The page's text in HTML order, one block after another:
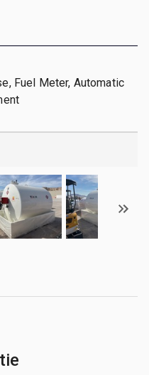
Fuel Meter, Automatic